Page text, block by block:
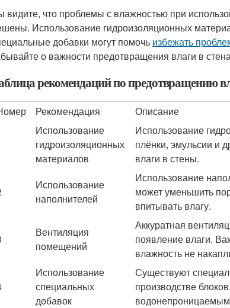
видите, что проблемы с влажностью при
Использование гидроизоляционных
добавки могут помочь избежать
о важности предотвращения влаги в
рекомендаций по предотвращению
Рекомендация Описание
Использование
гидроизоляционных
материалов
Использование
плёнки, эмульсии и
влаги в стены.
Использование
наполнителей
Использование
может уменьшить
впитывать влагу.
Вентиляция
помещений
Аккуратная
появление влаги.
влажность не
Использование
специальных
добавок
Существуют
производстве